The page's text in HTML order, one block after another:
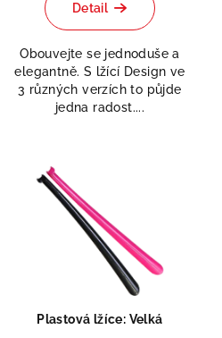
Detail
Obouvejte se jednoduše a
elegantně. S lžící Design ve
3 různých verzích to půjde
jedna radost....
Plastová lžíce: Velká